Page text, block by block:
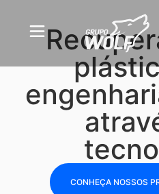
CONHEÇA NOSSOS